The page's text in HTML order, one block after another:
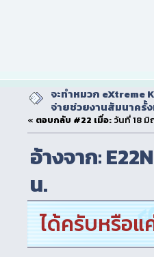
จะทำหมวก eXtreme
จ่ายช่วยงานสัมนาครั้
« ตอบกลับ #22 เมื่อ: วันที่ 18 มิ
อ้างจาก:
น.
ได้ครับหรือแ